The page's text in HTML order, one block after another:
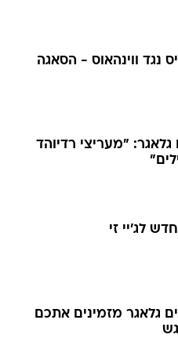
נגד ווינהאוס - הסאגה
גלאגר: "מעריצי רדיוהד
לג'יי זי
גלאגר מזמינים אתכם